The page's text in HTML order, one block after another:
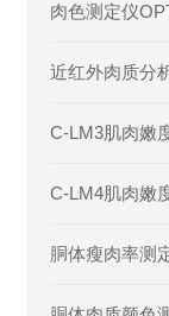
肉色测定仪
近红外肉质分
C-LM3肌肉嫩
C-LM4肌肉嫩
胴体瘦肉率测